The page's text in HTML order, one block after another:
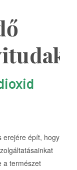
erejére épít, hogy
a természet